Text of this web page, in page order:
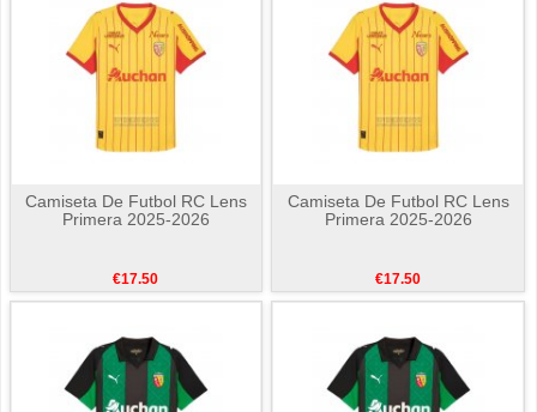
Camiseta De Futbol RC Lens
Primera 2025-2026
€17.50
Camiseta De Futbol RC Lens
Primera 2025-2026
€17.50